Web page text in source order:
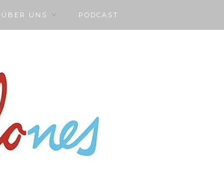
ÜBER UNS PODCAST